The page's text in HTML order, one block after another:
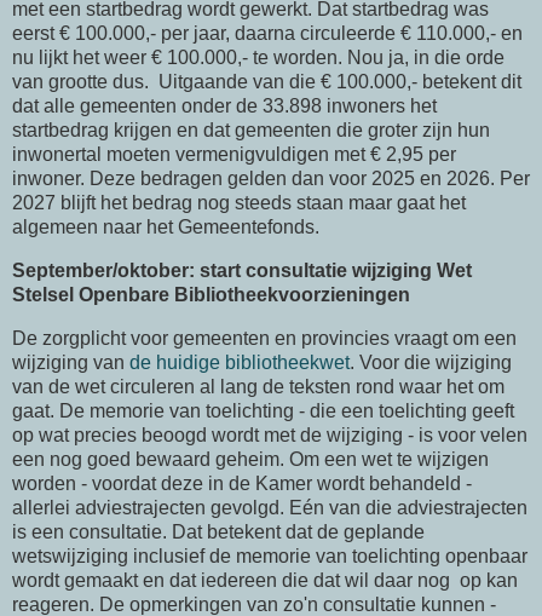
met een startbedrag wordt gewerkt. Dat startbedrag was
eerst € 100.000,- per jaar, daarna circuleerde € 110.000,- en
nu lijkt het weer € 100.000,- te worden. Nou ja, in die orde
van grootte dus. Uitgaande van die € 100.000,- betekent dit
dat alle gemeenten onder de 33.898 inwoners het
startbedrag krijgen en dat gemeenten die groter zijn hun
inwonertal moeten vermenigvuldigen met € 2,95 per
inwoner. Deze bedragen gelden dan voor 2025 en 2026. Per
2027 blijft het bedrag nog steeds staan maar gaat het
algemeen naar het Gemeentefonds.
September/oktober: start consultatie wijziging Wet
Stelsel Openbare Bibliotheekvoorzieningen
De zorgplicht voor gemeenten en provincies vraagt om een
wijziging van de huidige bibliotheekwet. Voor die wijziging
van de wet circuleren al lang de teksten rond waar het om
gaat. De memorie van toelichting - die een toelichting geeft
op wat precies beoogd wordt met de wijziging - is voor velen
een nog goed bewaard geheim. Om een wet te wijzigen
worden - voordat deze in de Kamer wordt behandeld -
allerlei adviestrajecten gevolgd. Eén van die adviestrajecten
is een consultatie. Dat betekent dat de geplande
wetswijziging inclusief de memorie van toelichting openbaar
wordt gemaakt en dat iedereen die dat wil daar nog op kan
reageren. De opmerkingen van zo'n consultatie kunnen -